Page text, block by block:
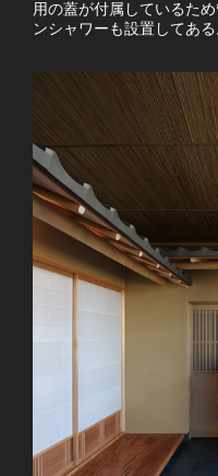
用の蓋が付属しているた
ンシャワーも設置してある